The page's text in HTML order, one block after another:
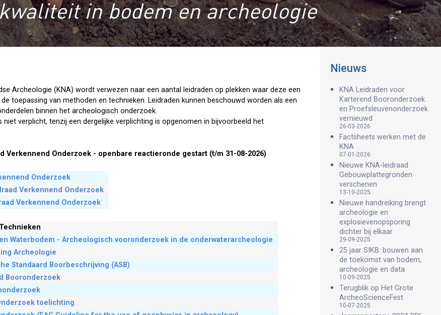
in bodem en archeologie
Archeologie (KNA) wordt verwezen naar een aantal leidraden op plekken waar deze een
toepassing van methoden en technieken. Leidraden kunnen beschouwd worden als een
binnen het archeologisch onderzoek.
niet verplicht, tenzij een dergelijke verplichting is opgenomen in bijvoorbeeld het
Verkennend Onderzoek - openbare reactieronde gestart (t/m 31-08-2026)
Onderzoek
Verkennend Onderzoek
Verkennend Onderzoek
Waterbodem - Archeologisch vooronderzoek in de onderwaterarcheologie
Archeologie
Standaard Boorbeschrijving (ASB)
Booronderzoek
toelichting
Nieuws
KNA Leidraden voor
Karterend Booronderzoek
en Proefsleuvenonderzoek
vernieuwd
26-03-2026
Factsheets werken met de
KNA
07-01-2026
Nieuwe KNA-leidraad
Gebouwplattegronden
verschenen
13-10-2025
Nieuwe handreiking brengt
archeologie en
explosievenopsporing
dichter bij elkaar
29-09-2025
25 jaar SIKB: bouwen aan
de toekomst van bodem,
archeologie en data
10-09-2025
Terugblik op Het Grote
ArcheoScienceFest
10-07-2025